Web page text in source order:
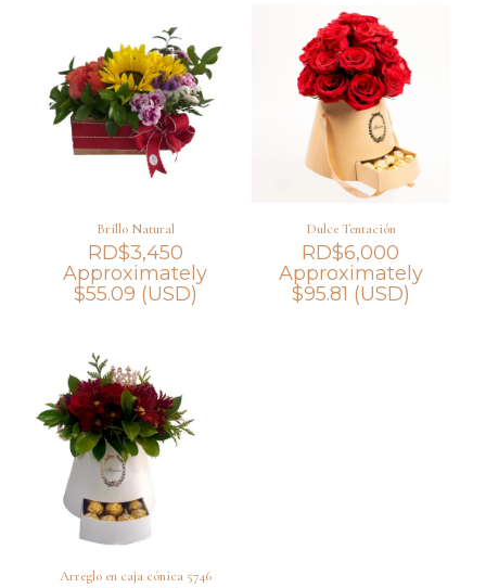
Brillo Natural
RD$3,450
Approximately
$55.09 (USD)
Dulce Tentación
RD$6,000
Approximately
$95.81 (USD)
Arreglo en caja cónica 5746